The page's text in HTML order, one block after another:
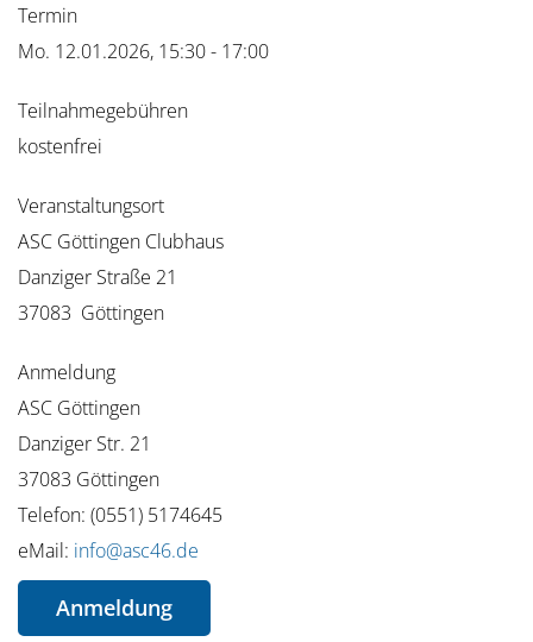
Termin
Mo. 12.01.2026, 15:30 - 17:00
Teilnahmegebühren
kostenfrei
Veranstaltungsort
ASC Göttingen Clubhaus
Danziger Straße 21
37083 Göttingen
Anmeldung
ASC Göttingen
Danziger Str. 21
37083 Göttingen
Telefon: (0551) 5174645
eMail: info@asc46.de
Anmeldung